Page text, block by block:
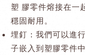
塑 膠零件熔接在一
穩固耐用。
埋釘：我們可以進
子嵌入到塑膠零件